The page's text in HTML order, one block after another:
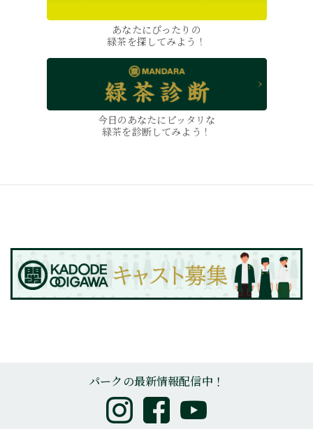
あなたにぴったりの
緑茶を探してみよう！
今日のあなたにピッタリな
緑茶を診断してみよう！
パークの最新情報配信中！